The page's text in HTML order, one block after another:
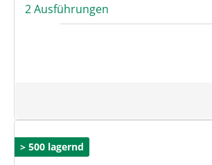
2 Ausführungen
> 500 lagernd